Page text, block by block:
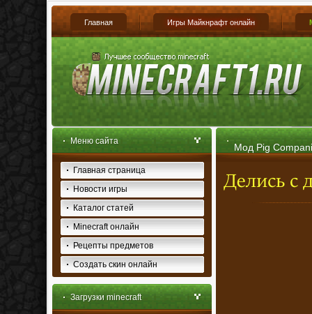
Главная Игры Майкнрафт онлайн
Меню сайта
Главная страница
Новости игры
Каталог статей
Minecraft онлайн
Рецепты предметов
Создать скин онлайн
Загрузки minecraft
Мод Pig